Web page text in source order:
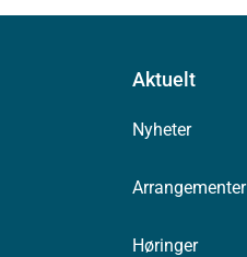
Aktuelt
Nyheter
Arrangementer
Høringer